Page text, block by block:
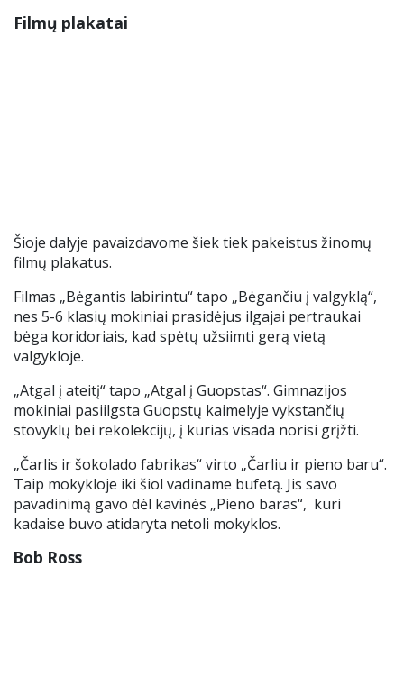
Filmų plakatai
Šioje dalyje pavaizdavome šiek tiek pakeistus žinomų
filmų plakatus.
Filmas „Bėgantis labirintu“ tapo „Bėgančiu į valgyklą“,
nes 5-6 klasių mokiniai prasidėjus ilgajai pertraukai
bėga koridoriais, kad spėtų užsiimti gerą vietą
valgykloje.
„Atgal į ateitį“ tapo „Atgal į Guopstas“. Gimnazijos
mokiniai pasiilgsta Guopstų kaimelyje vykstančių
stovyklų bei rekolekcijų, į kurias visada norisi grįžti.
„Čarlis ir šokolado fabrikas“ virto „Čarliu ir pieno baru“.
Taip mokykloje iki šiol vadiname bufetą. Jis savo
pavadinimą gavo dėl kavinės „Pieno baras“, kuri
kadaise buvo atidaryta netoli mokyklos.
Bob Ross